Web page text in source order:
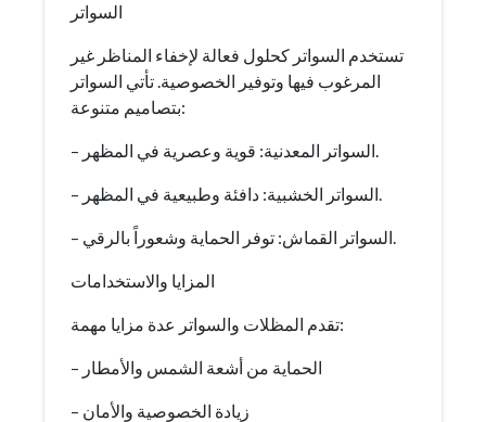
السواتر
تستخدم السواتر كحلول فعالة لإخفاء المناظر غير
المرغوب فيها وتوفير الخصوصية. تأتي السواتر
بتصاميم متنوعة:
– السواتر المعدنية: قوية وعصرية في المظهر.
– السواتر الخشبية: دافئة وطبيعية في المظهر.
– السواتر القماش: توفر الحماية وشعوراً بالرقي.
المزايا والاستخدامات
تقدم المظلات والسواتر عدة مزايا مهمة:
– الحماية من أشعة الشمس والأمطار
– زيادة الخصوصية والأمان